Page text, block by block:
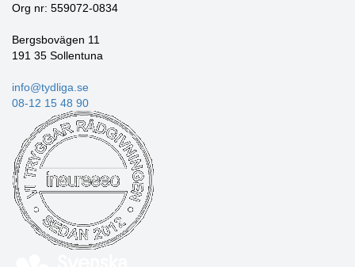
Org nr: 559072-0834
Bergsbovägen 11
191 35 Sollentuna
info@tydliga.se
08-12 15 48 90